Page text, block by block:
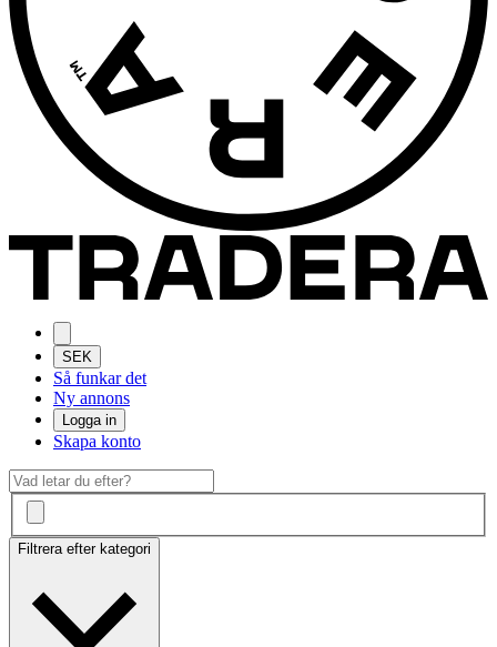
SEK
Så funkar det
Ny annons
Logga in
Skapa konto
Filtrera efter kategori